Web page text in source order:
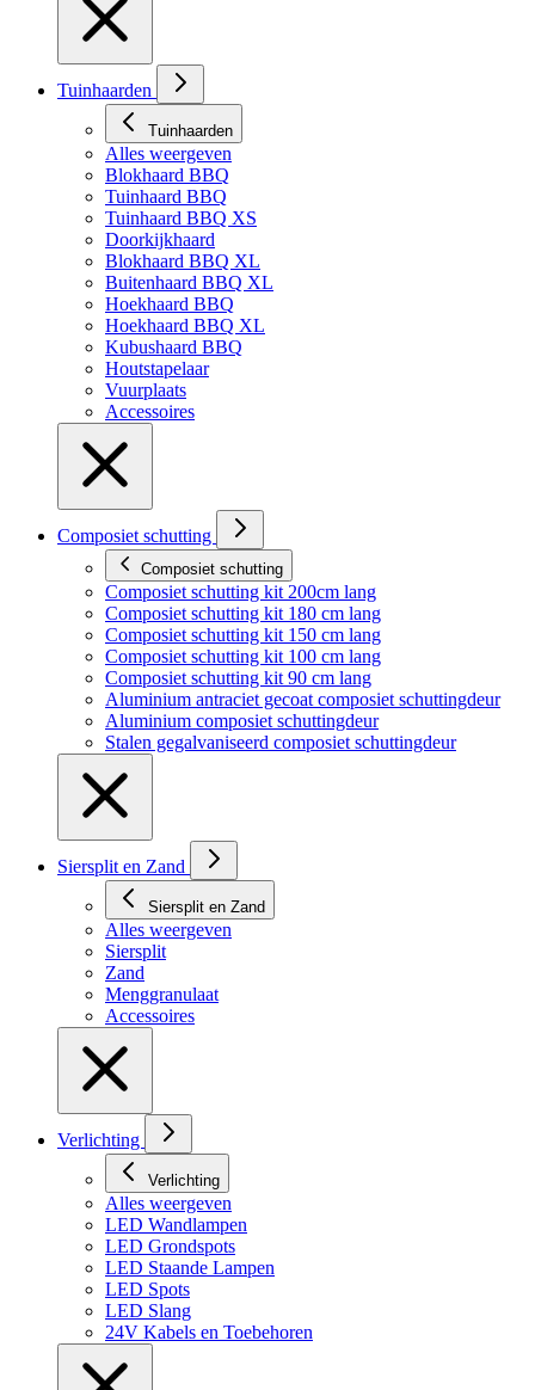
Tuinhaarden
Tuinhaarden
Alles weergeven
Blokhaard BBQ
Tuinhaard BBQ
Tuinhaard BBQ XS
Doorkijkhaard
Blokhaard BBQ XL
Buitenhaard BBQ XL
Hoekhaard BBQ
Hoekhaard BBQ XL
Kubushaard BBQ
Houtstapelaar
Vuurplaats
Accessoires
Composiet schutting
Composiet schutting
Composiet schutting kit 200cm lang
Composiet schutting kit 180 cm lang
Composiet schutting kit 150 cm lang
Composiet schutting kit 100 cm lang
Composiet schutting kit 90 cm lang
Aluminium antraciet gecoat composiet schuttingdeur
Aluminium composiet schuttingdeur
Stalen gegalvaniseerd composiet schuttingdeur
Siersplit en Zand
Siersplit en Zand
Alles weergeven
Siersplit
Zand
Menggranulaat
Accessoires
Verlichting
Verlichting
Alles weergeven
LED Wandlampen
LED Grondspots
LED Staande Lampen
LED Spots
LED Slang
24V Kabels en Toebehoren